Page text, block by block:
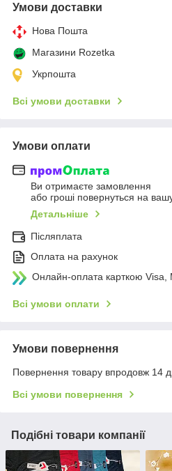
Умови доставки
Нова Пошта
Магазини Rozetka
Укрпошта
Всі умови доставки
Умови оплати
Ви отримаєте замовлення
або гроші повернуться на
Детальніше
Післяплата
Оплата на рахунок
Онлайн-оплата карткою Visa,
Всі умови оплати
Умови повернення
Повернення товару впродовж 14
Всі умови повернення
Подібні товари компанії